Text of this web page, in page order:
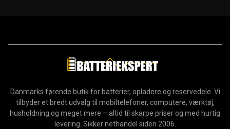
Danmarks førende butik for batterier, opladere og reservedele. Vi
tilbyder et bredt udvalg til mobiltelefoner, computere, værktøj,
husholdning og meget mere – altid til skarpe priser og med hurtig
levering. Sikker nethandel siden 2006.